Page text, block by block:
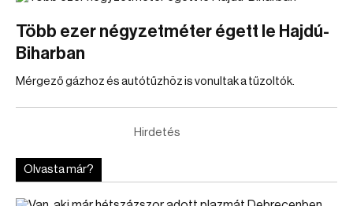
Több ezer négyzetméter égett le Hajdú-
Biharban
Mérgező gázhoz és autótűzhöz is vonultak a tűzoltók.
Hirdetés
Olvasta már?